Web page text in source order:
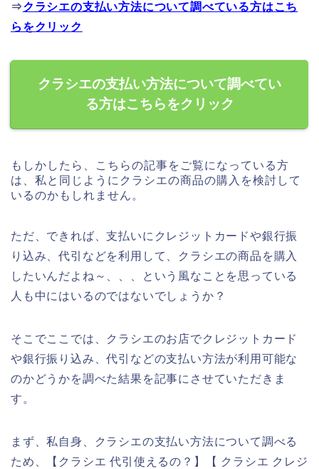
⇒クラシエの支払い方法について調べている方はこち
らをクリック
クラシエの支払い方法について調べてい
る方はこちらをクリック
もしかしたら、こちらの記事をご覧になっている方
は、私と同じようにクラシエの商品の購入を検討して
いるのかもしれません。
ただ、できれば、支払いにクレジットカードや銀行振
り込み、代引などを利用して、クラシエの商品を購入
したいんだよね～、、、という風なことを思っている
人も中にはいるのではないでしょうか？
そこでここでは、クラシエのお店でクレジットカード
や銀行振り込み、代引などの支払い方法が利用可能な
のかどうかを調べた結果を記事にさせていただきま
す。
まず、私自身、クラシエの支払い方法について調べる
ため、【クラシエ 代引使えるの？】【 クラシエ クレジ